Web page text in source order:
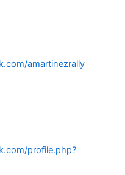
amartinezrally
profile.php?